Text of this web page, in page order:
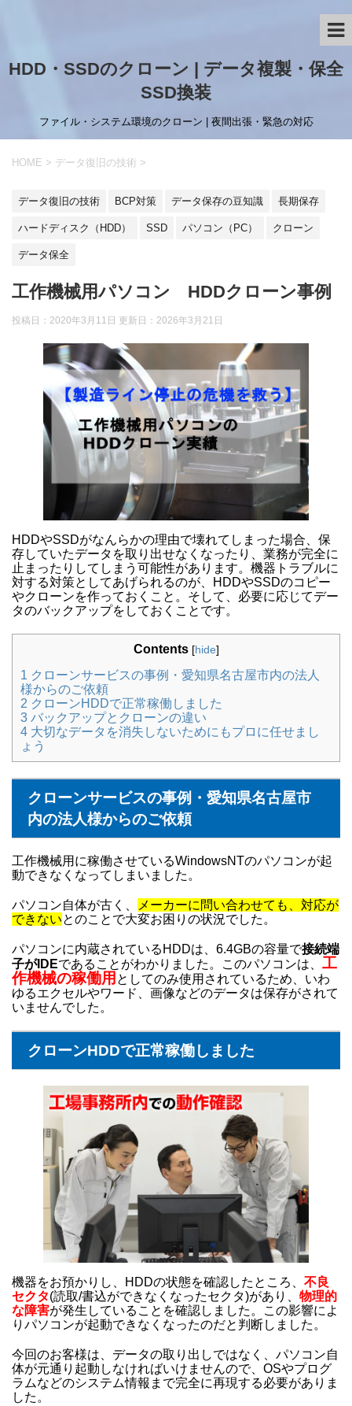
HDD・SSDのクローン | データ複製・保全
SSD換装
ファイル・システム環境のクローン | 夜間出張・緊急の対応
HOME > データ復旧の技術 >
データ復旧の技術 BCP対策 データ保存の豆知識 長期保存
ハードディスク（HDD） SSD パソコン（PC） クローン
データ保全
工作機械用パソコン HDDクローン事例
投稿日：2020年3月11日 更新日： 2026年3月21日
HDDやSSDがなんらかの理由で壊れてしまった場合、保
存していたデータを取り出せなくなったり、業務が完全に
止まったりしてしまう可能性があります。機器トラブルに
対する対策としてあげられるのが、HDDやSSDのコピー
やクローンを作っておくこと。そして、必要に応じてデー
タのバックアップをしておくことです。
Contents [hide]
1 クローンサービスの事例・愛知県名古屋市内の法人
様からのご依頼
2 クローンHDDで正常稼働しました
3 バックアップとクローンの違い
4 大切なデータを消失しないためにもプロに任せまし
ょう
クローンサービスの事例・愛知県名古屋市
内の法人様からのご依頼
工作機械用に稼働させているWindowsNTのパソコンが起
動できなくなってしまいました。
パソコン自体が古く、
メーカーに問い合わせても、対応が
できないとのことで大変お困りの状況でした。
パソコンに内蔵されているHDDは、6.4GBの容量で接続端
子がIDEであることがわかりました。このパソコンは、 工
作機械の稼働用 としてのみ使用されているため、いわ
ゆるエクセルやワード、画像などのデータは保存がされて
いませんでした。
クローンHDDで正常稼働しました
機器をお預かりし、HDDの状態を確認したところ、 不良
セクタ(読取/書込ができなくなったセクタ)があり、 物理的
な障害が発生していることを確認しました。この影響によ
りパソコンが起動できなくなったのだと判断しました。
今回のお客様は、データの取り出しではなく、パソコン自
体が元通り起動しなければいけませんので、OSやプログ
ラムなどのシステム情報まで完全に再現する必要がありま
した。